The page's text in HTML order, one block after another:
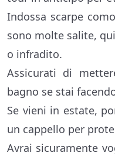
Indossa scarpe
sono molte salite,
o infradito.
Assicurati di
bagno se stai
Se vieni in estate,
un cappello per
Avrai sicuramente